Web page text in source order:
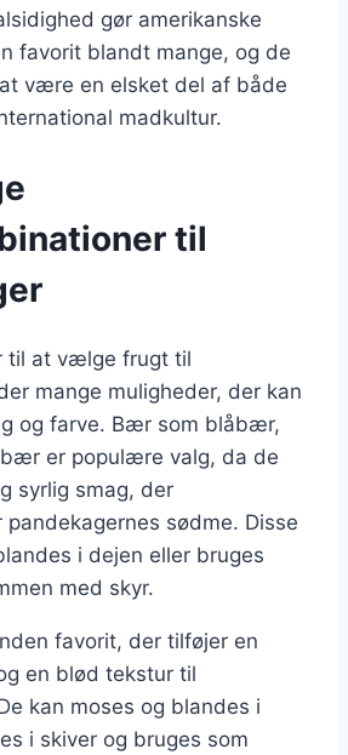
gør amerikanske
favorit blandt mange, og de
være en elsket del af både
madkultur.
til
til at vælge frugt til
mange muligheder, der kan
og farve. Bær som blåbær,
er populære valg, da de
syrlig smag, der
pandekagernes sødme. Disse
i dejen eller bruges
med skyr.
favorit, der tilføjer en
en blød tekstur til
kan moses og blandes i
i skiver og bruges som